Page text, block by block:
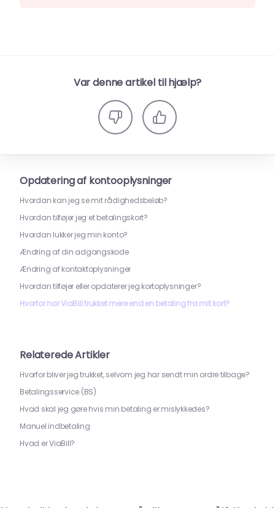
Var denne artikel til hjælp?
Opdatering af kontooplysninger
Hvordan kan jeg se mit rådighedsbeløb?
Hvordan tilføjer jeg et betalingskort?
Hvordan lukker jeg min konto?
Ændring af din adgangskode
Ændring af kontaktoplysninger
Hvordan tilføjer eller opdaterer jeg kortoplysninger?
Hvorfor har ViaBill trukket mere end en betaling fra mit kort?
Relaterede Artikler
Hvorfor bliver jeg trukket, selvom jeg har sendt min ordre tilbage?
Betalingsservice (BS)
Hvad skal jeg gøre hvis min betaling er mislykkedes?
Manuel indbetaling
Hvad er ViaBill?